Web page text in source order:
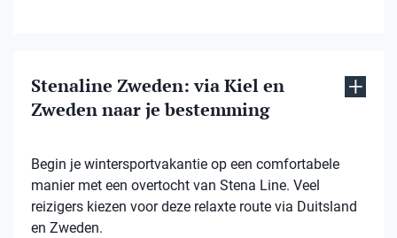
Stenaline Zweden: via Kiel en
Zweden naar je bestemming
Begin je wintersportvakantie op een comfortabele
manier met een overtocht van Stena Line. Veel
reizigers kiezen voor deze relaxte route via Duitsland
en Zweden.